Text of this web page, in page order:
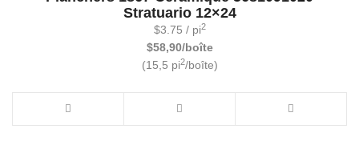
Stratuario 12×24
$3.75 / pi2
$58,90/boîte
(15,5 pi2/boîte)